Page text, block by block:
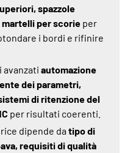
spazzole
per scorieper
i bordi e rifinire
avanzati automazione
dei parametri,
di ritenzione del
per risultati coerenti.
dipende da tipo di
requisiti di qualità